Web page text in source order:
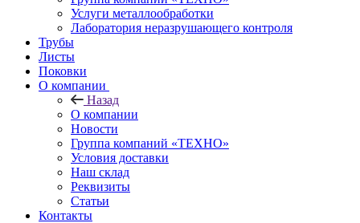
Услуги металлообработки
Лаборатория неразрушающего контроля
Трубы
Листы
Поковки
О компании
Назад
О компании
Новости
Группа компаний «ТЕХНО»
Условия доставки
Наш склад
Реквизиты
Статьи
Контакты